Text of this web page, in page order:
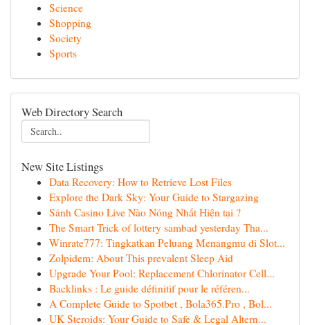
Science
Shopping
Society
Sports
Web Directory Search
New Site Listings
Data Recovery: How to Retrieve Lost Files
Explore the Dark Sky: Your Guide to Stargazing
Sảnh Casino Live Nào Nóng Nhất Hiện tại ?
The Smart Trick of lottery sambad yesterday Tha...
Winrate777: Tingkatkan Peluang Menangmu di Slot...
Zolpidem: About This prevalent Sleep Aid
Upgrade Your Pool: Replacement Chlorinator Cell...
Backlinks : Le guide définitif pour le référen...
A Complete Guide to Spotbet , Bola365.Pro , Bol...
UK Steroids: Your Guide to Safe & Legal Altern...